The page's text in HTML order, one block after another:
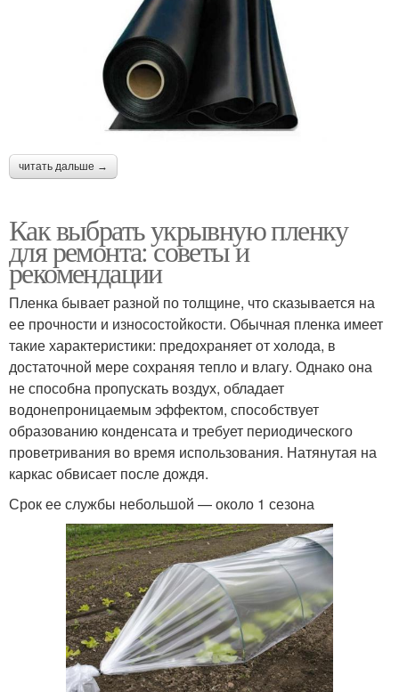
читать дальше →
Как выбрать укрывную пленку
для ремонта: советы и
рекомендации
Пленка бывает разной по толщине, что сказывается на
ее прочности и износостойкости. Обычная пленка имеет
такие характеристики: предохраняет от холода, в
достаточной мере сохраняя тепло и влагу. Однако она
не способна пропускать воздух, обладает
водонепроницаемым эффектом, способствует
образованию конденсата и требует периодического
проветривания во время использования. Натянутая на
каркас обвисает после дождя.
Срок ее службы небольшой — около 1 сезона